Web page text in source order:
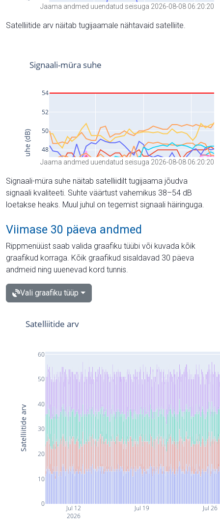
Jaama andmed uuendatud seisuga 2026-08-08 06:20:20
Satelliitide arv näitab tugijaamale nähtavaid satelliite.
Jaama andmed uuendatud seisuga 2026-08-08 06:20:20
Signaali-müra suhe näitab satelliidilt tugijaama jõudva
signaali kvaliteeti. Suhte väärtust vahemikus 38–54 dB
loetakse heaks. Muul juhul on tegemist signaali häiringuga.
Viimase 30 päeva andmed
Rippmenüüst saab valida graafiku tüübi või kuvada kõik
graafikud korraga. Kõik graafikud sisaldavad 30 päeva
andmeid ning uuenevad kord tunnis.
Vali graafiku tüüp
Jul 12
2026
Jul 19 Jul 26
0
10
20
30
40
50
60
Satelliitide arv
Satelliitide arv